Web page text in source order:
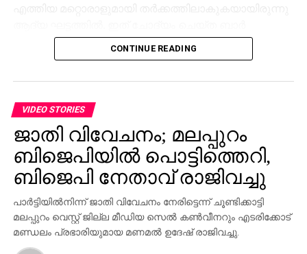
ജീവനക്കാരുമായി സംഘര്‍ഷം ശക്തമായി. പ്രതികളുടെ
സംഘം ആദ്യം ബാറില്‍ നിന്ന് പുറത്തുപോയെങ്കിലും,
ജീവനക്കാര്‍ക്ക് മര്‍ദനമേല്‍ക്കുകയും അക്രമം
ആവര്‍ത്തിച്ച് അഞ്ചുതവണ വരെ തിരിച്ചെത്തി
ആക്രമണം നടത്തിയതായും ബാര്‍ ഉടമ നല്‍കിയ
പരാതിയില്‍ പറയുന്നു. വിദ്യാഭ്യാസ
ആവശ്യങ്ങള്‍ക്കായി എറണാകുളത്ത് എത്തിയവരാണ്
പ്രതികളെന്ന് പൊലീസ് കണ്ടെത്തിയിട്ടുണ്ട്.
സംഭവത്തില്‍ അലീനയുടെ കൈക്ക് പരുക്കേല്‍ക്കുകയും
ചെയ്തു.
CONTINUE READING
VIDEO STORIES
ജാതി വിവേചനം; മലപ്പുറം
ബിജെപിയില്‍ പൊട്ടിത്തെറി,
ബിജെപി നേതാവ് രാജിവച്ചു
പാര്‍ട്ടിയില്‍നിന്ന് ജാതി വിവേചനം നേരിട്ടെന്ന് ചൂണ്ടിക്കാട്ടി
മലപ്പുറം വെസ്റ്റ് ജില്ല മീഡിയ സെല്‍ കണ്‍വീനറും എടരിക്കോട്
മണ്ഡലം പ്രഭാരിയുമായ മണമല്‍ ഉദേഷ് രാജിവച്ചു.